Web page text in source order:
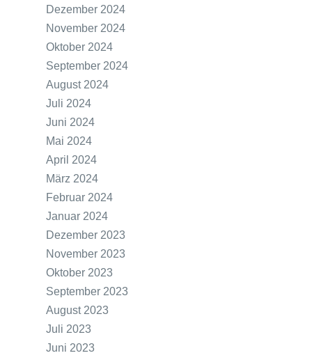
Dezember 2024
November 2024
Oktober 2024
September 2024
August 2024
Juli 2024
Juni 2024
Mai 2024
April 2024
März 2024
Februar 2024
Januar 2024
Dezember 2023
November 2023
Oktober 2023
September 2023
August 2023
Juli 2023
Juni 2023